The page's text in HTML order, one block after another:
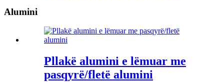
Alumini
Pllakë alumini e lëmuar me
pasqyrë/fletë alumini